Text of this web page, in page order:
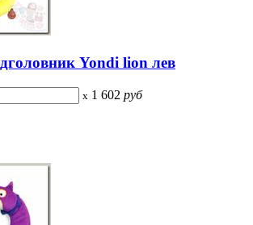
Yondi lion лев
x 1 602 руб